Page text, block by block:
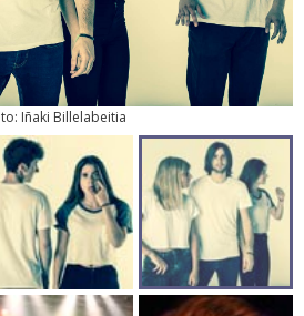
Iñaki Billelabeitia